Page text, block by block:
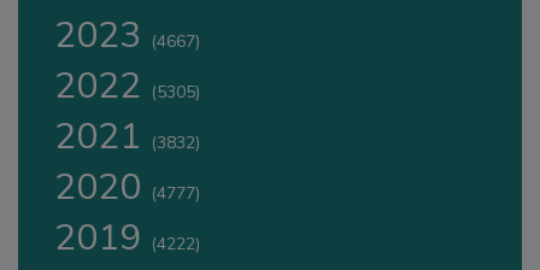
2023 (4667)
2022 (5305)
2021 (3832)
2020 (4777)
2019 (4222)